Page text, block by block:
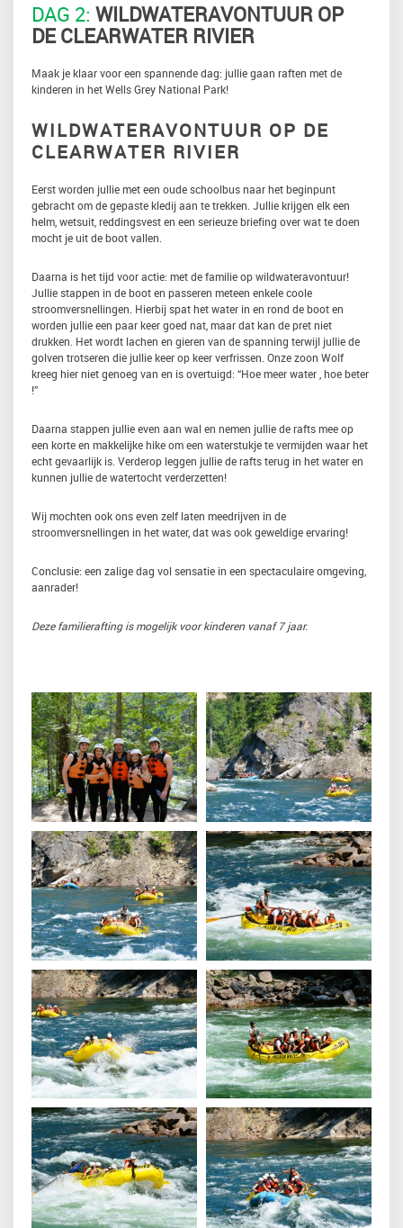
DAG 2: WILDWATERAVONTUUR OP
DE CLEARWATER RIVIER
Maak je klaar voor een spannende dag: jullie gaan raften met de
kinderen in het Wells Grey National Park!
WILDWATERAVONTUUR OP DE
CLEARWATER RIVIER
Eerst worden jullie met een oude schoolbus naar het beginpunt
gebracht om de gepaste kledij aan te trekken. Jullie krijgen elk een
helm, wetsuit, reddingsvest en een serieuze briefing over wat te doen
mocht je uit de boot vallen.
Daarna is het tijd voor actie: met de familie op wildwateravontuur!
Jullie stappen in de boot en passeren meteen enkele coole
stroomversnellingen. Hierbij spat het water in en rond de boot en
worden jullie een paar keer goed nat, maar dat kan de pret niet
drukken. Het wordt lachen en gieren van de spanning terwijl jullie de
golven trotseren die jullie keer op keer verfrissen. Onze zoon Wolf
kreeg hier niet genoeg van en is overtuigd: “Hoe meer water , hoe beter
!”
Daarna stappen jullie even aan wal en nemen jullie de rafts mee op
een korte en makkelijke hike om een waterstukje te vermijden waar het
echt gevaarlijk is. Verderop leggen jullie de rafts terug in het water en
kunnen jullie de watertocht verderzetten!
Wij mochten ook ons even zelf laten meedrijven in de
stroomversnellingen in het water, dat was ook geweldige ervaring!
Conclusie: een zalige dag vol sensatie in een spectaculaire omgeving,
aanrader!
Deze familierafting is mogelijk voor kinderen vanaf 7 jaar.